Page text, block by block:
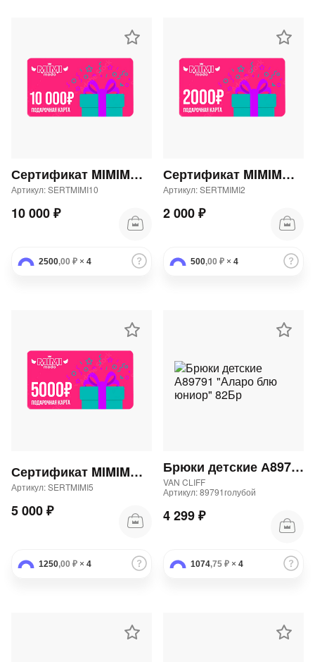
Сертификат MIMIMODA 10000 р.
Артикул: SERTMIMI10
10 000 ₽
2500,00 ₽ × 4
Сертификат MIMIMODA 2000 р.
Артикул: SERTMIMI2
2 000 ₽
500,00 ₽ × 4
Сертификат MIMIMODA 5000 р.
Артикул: SERTMIMI5
5 000 ₽
1250,00 ₽ × 4
Брюки детские А89791 "Аларо блю юниор" 82Бр
VAN CLIFF
Артикул: 89791голубой
4 299 ₽
1074,75 ₽ × 4